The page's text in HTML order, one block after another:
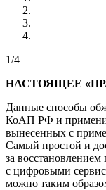
1/4
НАСТОЯЩЕЕ
Данные способы
КоАП РФ и
вынесенных с
Самый простой и
за
с цифровыми
можно таким